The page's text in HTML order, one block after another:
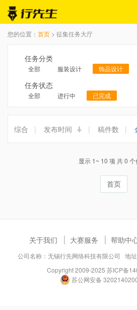
您的位置： 首页 > 征集任务大厅
任务分类
全部 服装设计 饰品设计
任务状态
全部 进行中 已完成
综合 | 发布时间 | 稿件数 |
显示 1~ 10 项 共 0 个
首页
关于我们 大赛服务 帮助中
公司名称：无锡行先网络科技有限公司 地
Copyright 2009-2025 苏ICP备
苏公网安备